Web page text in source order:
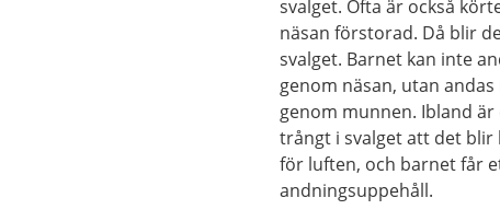
svalget. Ofta är också
näsan förstorad. Då blir
svalget. Barnet kan inte
genom näsan, utan
genom munnen. Ibland är
trångt i svalget att det blir
för luften, och barnet får
andningsuppehåll.